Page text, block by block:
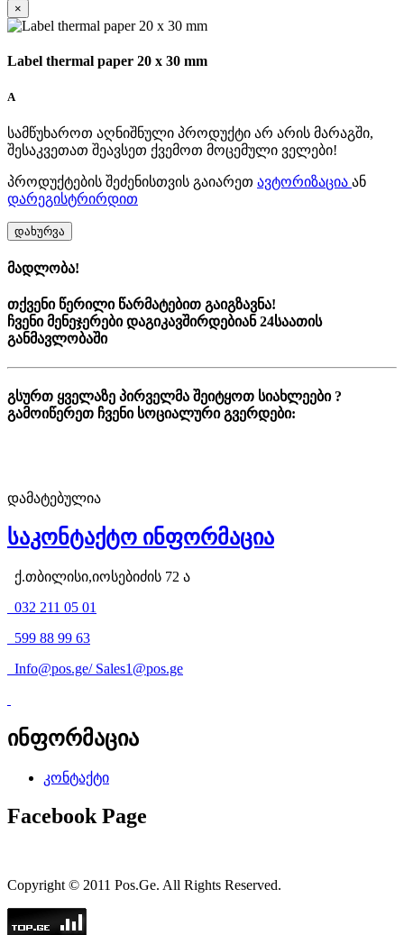
×
Label thermal paper 20 x 30 mm
A
სამწუხაროთ აღნიშნული პროდუქტი არ არის მარაგში,
შესაკვეთათ შეავსეთ ქვემოთ მოცემული ველები!
პროდუქტების შეძენისთვის გაიარეთ ავტორიზაცია ან
დარეგისტრირდით
დახურვა
მადლობა!
თქვენი წერილი წარმატებით გაიგზავნა!
ჩვენი მენეჯერები დაგიკავშირდებიან 24საათის
განმავლობაში
გსურთ ყველაზე პირველმა შეიტყოთ სიახლეები ?
გამოიწერეთ ჩვენი სოციალური გვერდები:
დამატებულია
საკონტაქტო ინფორმაცია
ქ.თბილისი,იოსებიძის 72 ა
032 211 05 01
599 88 99 63
Info@pos.ge/ Sales1@pos.ge
ინფორმაცია
კონტაქტი
Facebook Page
Copyright © 2011 Pos.Ge. All Rights Reserved.